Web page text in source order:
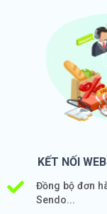
KẾT NỐI
Đồng bộ đơn
Sendo...